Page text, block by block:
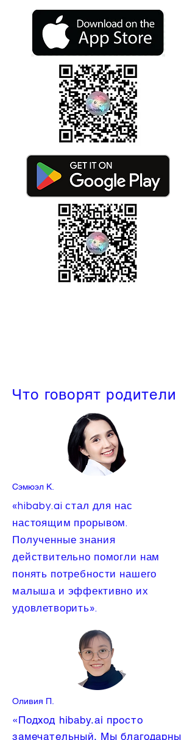
Что говорят родители
Сэмюэл К.
«hibaby.ai стал для нас
настоящим прорывом.
Полученные знания
действительно помогли нам
понять потребности нашего
малыша и эффективно их
удовлетворить».
Оливия П.
«Подход hibaby.ai просто
замечательный. Мы благодарны